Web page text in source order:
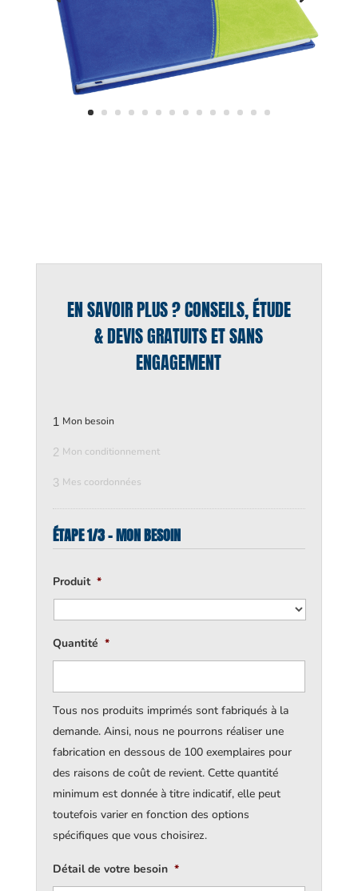
EN SAVOIR PLUS ? CONSEILS, ÉTUDE
& DEVIS GRATUITS ET SANS
ENGAGEMENT
1 Mon besoin
2 Mon conditionnement
3 Mes coordonnées
ÉTAPE 1/3 - MON BESOIN
Produit *
Quantité *
Tous nos produits imprimés sont fabriqués à la
demande. Ainsi, nous ne pourrons réaliser une
fabrication en dessous de 100 exemplaires pour
des raisons de coût de revient. Cette quantité
minimum est donnée à titre indicatif, elle peut
toutefois varier en fonction des options
spécifiques que vous choisirez.
Détail de votre besoin *